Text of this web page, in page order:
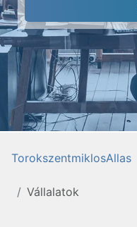
TorokszentmiklosAllas
Vállalatok